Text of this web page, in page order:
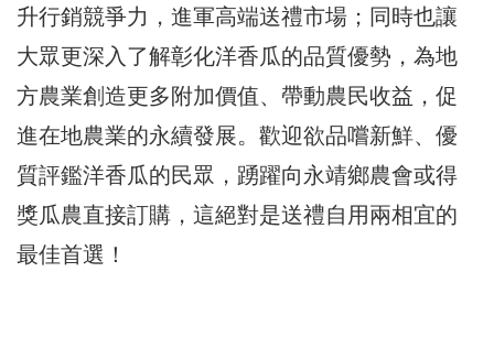
升行銷競爭力，進軍高端送禮市場；同時也讓
大眾更深入了解彰化洋香瓜的品質優勢，為地
方農業創造更多附加價值、帶動農民收益，促
進在地農業的永續發展。歡迎欲品嚐新鮮、優
質評鑑洋香瓜的民眾，踴躍向永靖鄉農會或得
獎瓜農直接訂購，這絕對是送禮自用兩相宜的
最佳首選！